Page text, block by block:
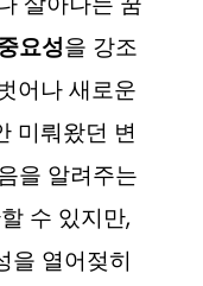
요성을 강조
어나 새로운
미뤄왔던 변
을 알려주는
수 있지만,
을 열어젖히